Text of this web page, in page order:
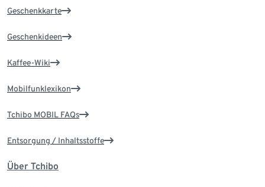
Geschenkkarte
Geschenkideen
Kaffee-Wiki
Mobilfunklexikon
Tchibo MOBIL FAQs
Entsorgung / Inhaltsstoffe
Über Tchibo